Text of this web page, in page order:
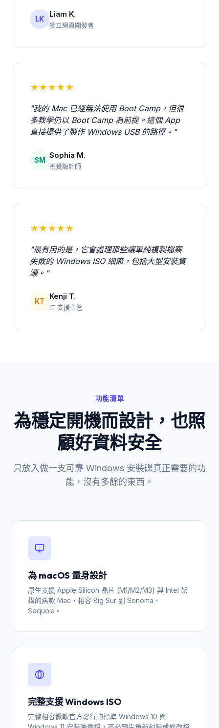
LK
Liam K.
獨立網頁開發者
★★★★★
"我的 Mac 已經無法使用 Boot Camp，但很
多教學仍以 Boot Camp 為前提。這個 App
直接提供了製作 Windows USB 的路徑。"
SM
Sophia M.
視覺設計師
★★★★★
"最有用的是，它會處理那些讓單純複製檔案
失敗的 Windows ISO 細節，包括大型安裝資
源。"
KT
Kenji T.
IT 支援主管
功能清單
為穩定開機而設計，也照
顧好資料安全
只放入做一支可靠 Windows 安裝碟真正需要的功
能，沒有多餘的東西。
為 macOS 量身設計
原生支援 Apple Silicon 晶片 (M1/M2/M3) 與 Intel 架
構的舊款 Mac，相容 Big Sur 到 Sonoma、
Sequoia。
完整支援 Windows ISO
完整相容微軟官方發行的標準 Windows 10 與